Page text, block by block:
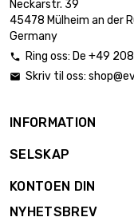
lengde :
Tykkelse /
lengde :
1mm
lengde :
1mm
bredde :
Neckarstr. 39
45478 Mülheim an der
Germany
 Ring oss: De +49
 Skriv til oss:
INFORMATION
SELSKAP
KONTOEN DIN
NYHETSBREV